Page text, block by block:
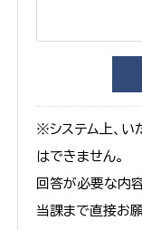
※システム上、い
はできません。
回答が必要な内
当課まで直接お